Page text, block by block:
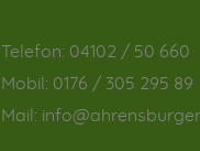
Telefon: 04102 / 50 660
Mobil: 0176 / 305 295 89
Mail: